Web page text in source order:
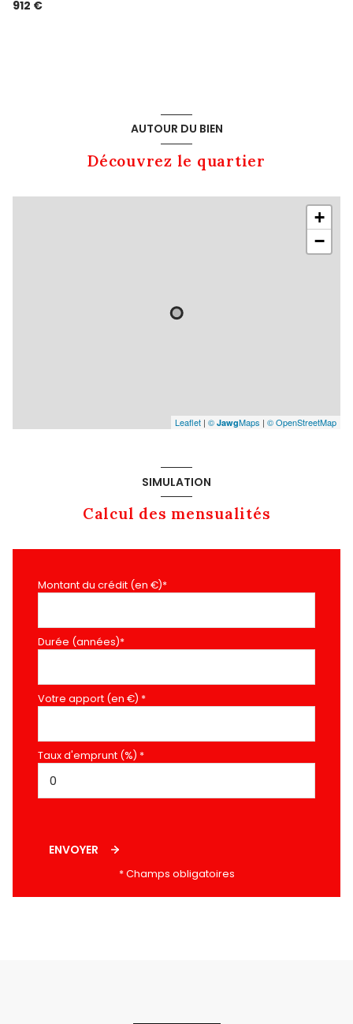
912 €
AUTOUR DU BIEN
Découvrez le quartier
+
−
Leaflet | © JawgMaps | © OpenStreetMap
SIMULATION
Calcul des mensualités
Montant du crédit (en €)*
Durée (années)*
Votre apport (en €) *
Taux d'emprunt (%) *
ENVOYER
* Champs obligatoires